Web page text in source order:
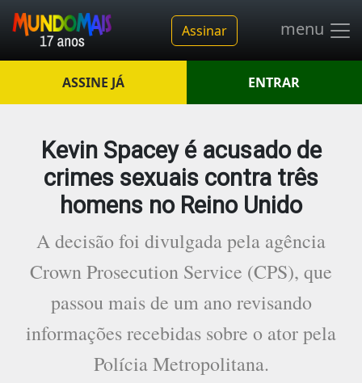
Assinar menu
ASSINE JÁ ENTRAR
Kevin Spacey é acusado de
crimes sexuais contra três
homens no Reino Unido
A decisão foi divulgada pela agência
Crown Prosecution Service (CPS), que
passou mais de um ano revisando
informações recebidas sobre o ator pela
Polícia Metropolitana.